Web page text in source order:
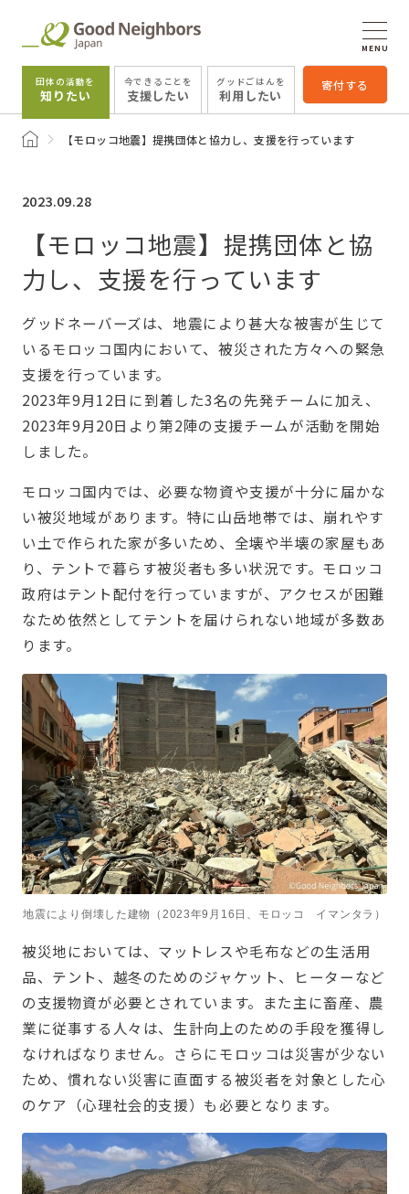
団体の活動を
知りたい
今できることを
支援したい
グッドごはんを
利用したい
寄付する
MENU
トップページ【モロッコ地震】提携団体と協力し、支援を行っています
2023.09.28
【モロッコ地震】提携団体と協
力し、支援を行っています
グッドネーバーズは、地震により甚大な被害が生じて
いるモロッコ国内において、被災された方々への緊急
支援を行っています。
2023年9月12日に到着した3名の先発チームに加え、
2023年9月20日より第2陣の支援チームが活動を開始
しました。
モロッコ国内では、必要な物資や支援が十分に届かな
い被災地域があります。特に山岳地帯では、崩れやす
い土で作られた家が多いため、全壊や半壊の家屋もあ
り、テントで暮らす被災者も多い状況です。モロッコ
政府はテント配付を行っていますが、アクセスが困難
なため依然としてテントを届けられない地域が多数あ
ります。
地震により倒壊した建物（2023年9月16日、モロッコ イマンタラ）
被災地においては、マットレスや毛布などの生活用
品、テント、越冬のためのジャケット、ヒーターなど
の支援物資が必要とされています。また主に畜産、農
業に従事する人々は、生計向上のための手段を獲得し
なければなりません。さらにモロッコは災害が少ない
ため、慣れない災害に直面する被災者を対象とした心
のケア（心理社会的支援）も必要となります。